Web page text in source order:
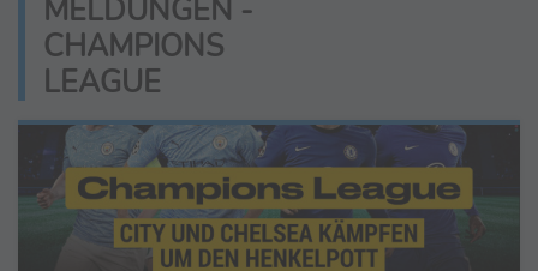
MELDUNGEN -
CHAMPIONS
LEAGUE